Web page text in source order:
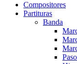
Compositores
Partituras
Banda